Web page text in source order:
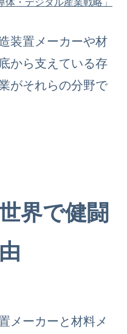
・デジタル産業戦略」
装置メーカーや材
から支えている存
がそれらの分野で
界で健闘
メーカーと材料メ